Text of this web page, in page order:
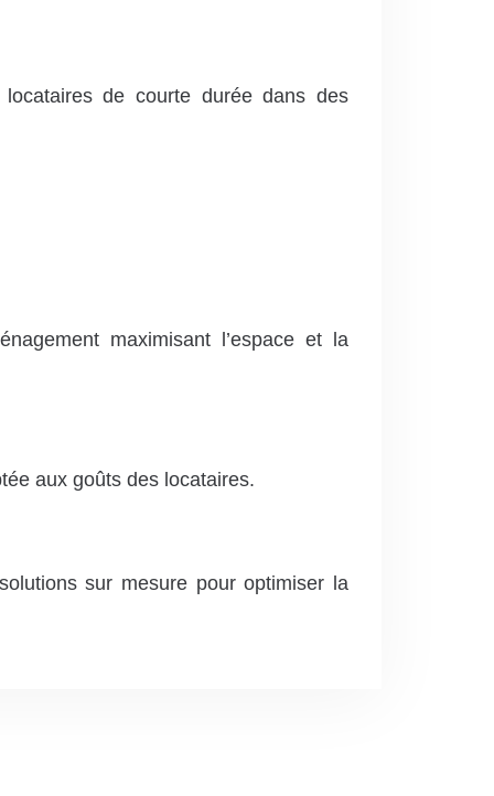
de courte durée dans des
maximisant l’espace et la
aux goûts des locataires.
sur mesure pour optimiser la